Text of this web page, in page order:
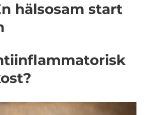
hälsosam start